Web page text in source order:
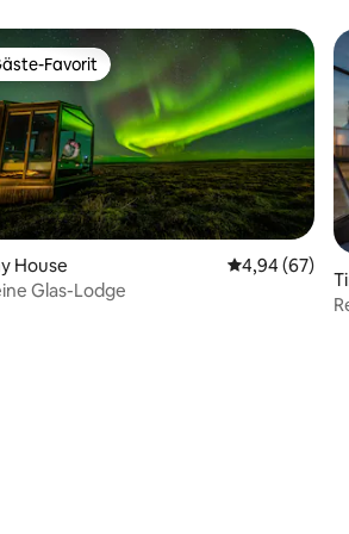
Bewertung: 4,81 von 5, 110
Favorit
Favorit
House
4,94 (67)
Glas-Lodge